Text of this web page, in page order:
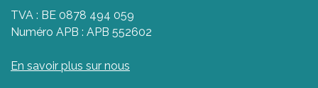
TVA : BE 0878 494 059
Numéro APB : APB 552602
En savoir plus sur nous